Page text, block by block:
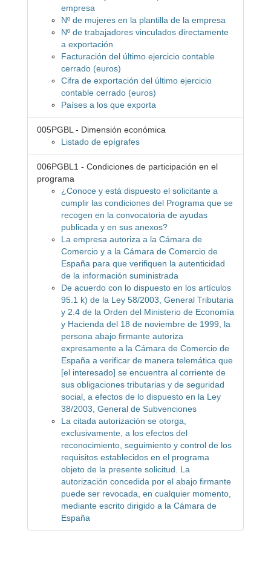
empresa
Nº de mujeres en la plantilla de la empresa
Nº de trabajadores vinculados directamente
a exportación
Facturación del último ejercicio contable
cerrado (euros)
Cifra de exportación del último ejercicio
contable cerrado (euros)
Países a los que exporta
005PGBL - Dimensión económica
Listado de epígrafes
006PGBL1 - Condiciones de participación en el
programa
¿Conoce y está dispuesto el solicitante a
cumplir las condiciones del Programa que se
recogen en la convocatoria de ayudas
publicada y en sus anexos?
La empresa autoriza a la Cámara de
Comercio y a la Cámara de Comercio de
España para que verifiquen la autenticidad
de la información suministrada
De acuerdo con lo dispuesto en los artículos
95.1 k) de la Ley 58/2003, General Tributaria
y 2.4 de la Orden del Ministerio de Economía
y Hacienda del 18 de noviembre de 1999, la
persona abajo firmante autoriza
expresamente a la Cámara de Comercio de
España a verificar de manera telemática que
[el interesado] se encuentra al corriente de
sus obligaciones tributarias y de seguridad
social, a efectos de lo dispuesto en la Ley
38/2003, General de Subvenciones
La citada autorización se otorga,
exclusivamente, a los efectos del
reconocimiento, seguimiento y control de los
requisitos establecidos en el programa
objeto de la presente solicitud. La
autorización concedida por el abajo firmante
puede ser revocada, en cualquier momento,
mediante escrito dirigido a la Cámara de
España